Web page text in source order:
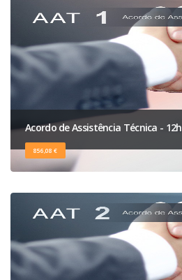
Acordo de Assistência Técnica - 12h
856,08 €